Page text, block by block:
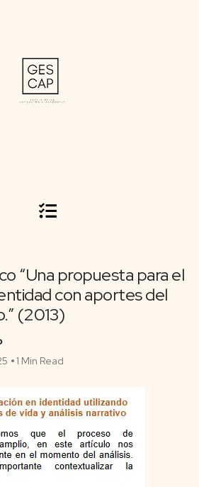
“Una propuesta para el
con aportes del
(2013)
1 Min Read